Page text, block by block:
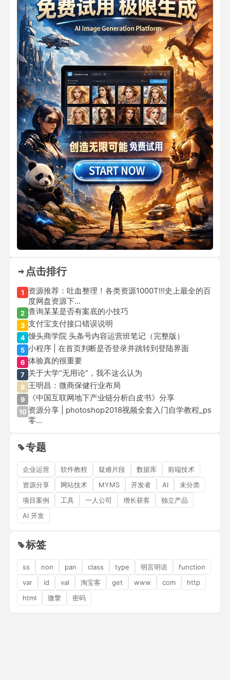
点击排行
1
资源推荐：吐血整理！各类资源1000T!!!史上最全的百
度网盘资源下...
2 查询某某是否有案底的小技巧
3 支付宝支付接口错误说明
4 馒头商学院 头条号内容运营班笔记（完整版）
5 小程序 | 在首页判断是否登录并跳转到登陆界面
6 体验真的很重要
7 关于大学“无用论”，我不这么认为
8 王明昌：微商保健行业布局
9 《中国互联网地下产业链分析白皮书》分享
10 资源分享 | photoshop2018视频全套入门自学教程_ps
零...
专题
企业运营 软件教程 疑难片段 数据库
前端技术
资源分享
网站技术 MYMS 开发者 AI
未分类
项目案例
工具 一人公司 增长获客
独立产品
AI 开发
标签
ss non pan class type 明言明语
function
var
id val 淘宝客 get www com
http
html
微擎 密码